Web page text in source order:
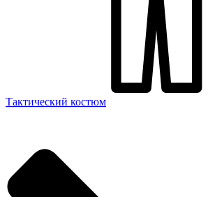
Тактический костюм